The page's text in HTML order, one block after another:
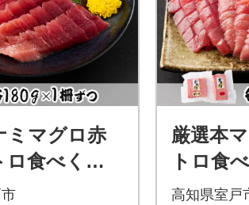
ミマグロ赤
ロ食べくら
厳選本
トロ食
丸】
高知県室戸